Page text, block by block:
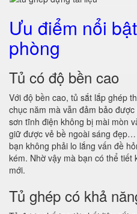
Ưu điểm nổi
phòng
Tủ có độ bền cao
Với độ bền cao, tủ sắt lắp ghép
chục năm mà vẫn đảm bảo
sơn tĩnh điện không bị mài mòn
giữ được vẻ bề ngoài sáng
bạn không phải lo lắng vấn đề
kém. Nhờ vậy mà bạn có thể
mới.
Tủ ghép có khả